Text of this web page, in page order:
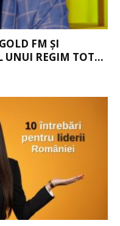
FM ȘI
UNUI REGIM TOT...